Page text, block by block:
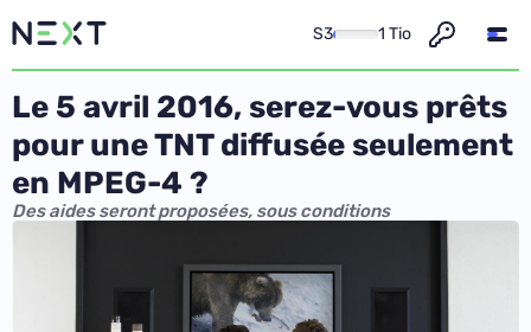
S3 1 Tio
Le 5 avril 2016, serez-vous prêts
pour une TNT diffusée seulement
en MPEG-4 ?
Des aides seront proposées, sous conditions